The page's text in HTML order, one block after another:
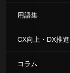
用語集
CX向上・DX推進
コラム